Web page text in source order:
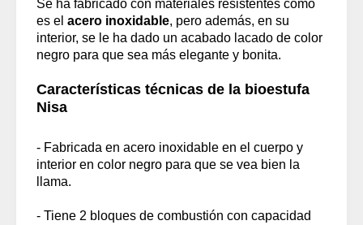
Se ha fabricado con materiales resistentes como
es el acero inoxidable, pero además, en su
interior, se le ha dado un acabado lacado de color
negro para que sea más elegante y bonita.
Características técnicas de la bioestufa
Nisa
- Fabricada en acero inoxidable en el cuerpo y
interior en color negro para que se vea bien la
llama.
- Tiene 2 bloques de combustión con capacidad